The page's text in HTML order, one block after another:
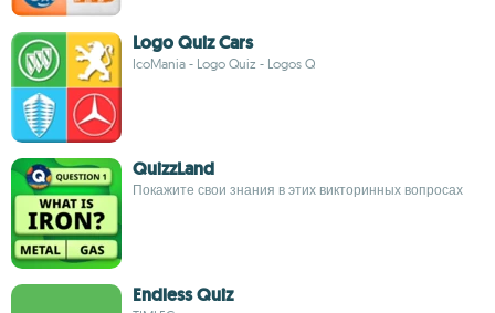
Logo Quiz Cars
IcoMania - Logo Quiz - Logos Q
QuizzLand
Покажите свои знания в этих викторинных вопросах
Endless Quiz